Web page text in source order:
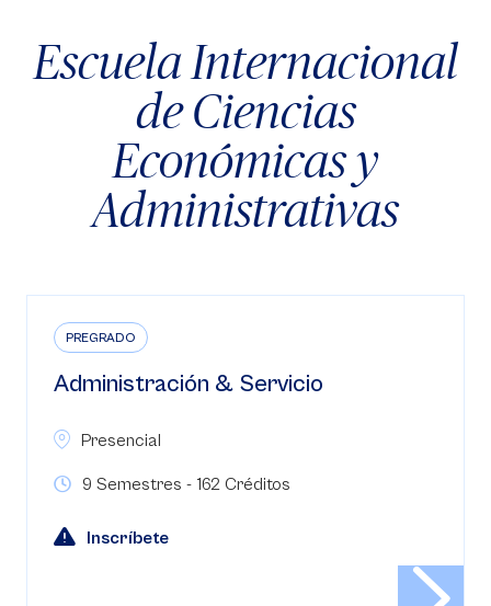
Escuela Internacional
de Ciencias
Económicas y
Administrativas
PREGRADO
Administración & Servicio
Presencial
9 Semestres - 162 Créditos
Inscríbete